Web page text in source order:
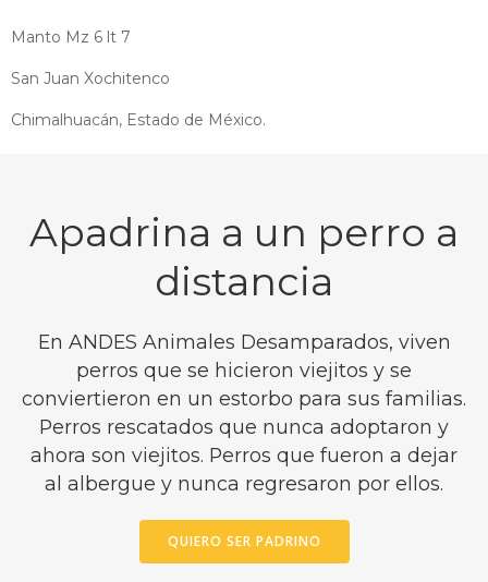
Manto Mz 6 lt 7
San Juan Xochitenco
Chimalhuacán, Estado de México.
Apadrina a un perro a
distancia
En ANDES Animales Desamparados, viven
perros que se hicieron viejitos y se
conviertieron en un estorbo para sus familias.
Perros rescatados que nunca adoptaron y
ahora son viejitos. Perros que fueron a dejar
al albergue y nunca regresaron por ellos.
QUIERO SER PADRINO